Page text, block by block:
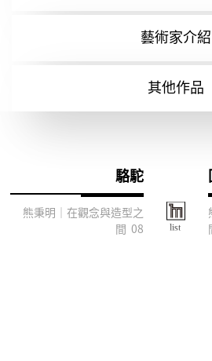
藝術家介紹
其他作品
駱駝
熊秉明｜在觀念與造型之
間 08